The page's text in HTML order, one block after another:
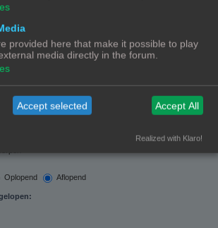
en tekst
onderwerp
Oplopend
Aflopend
provided here that make it possible to play
media directly in the forum.
Accept selected Accept All
Realized with Klaro!